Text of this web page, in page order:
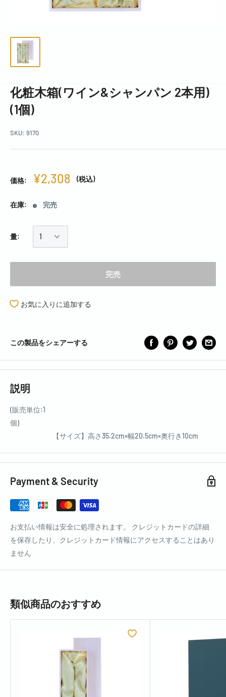
化粧木箱(ワイン&シャンパン 2本用)
(1個)
SKU: 9170
価格: ¥2,308 (税込)
在庫: 完売
量:
完売
お気に入りに追加する
この製品をシェアーする
説明
(販売単位:1
個)
【サイズ】高さ35.2cm×幅20.5cm×奥行き10cm
Payment & Security
お支払い情報は安全に処理されます。 クレジットカードの詳細
を保存したり、クレジットカード情報にアクセスすることはあり
ません
類似商品のおすすめ